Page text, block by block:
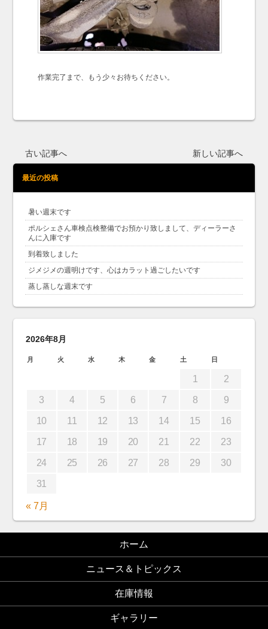
作業完了まで、もう少々お待ちください。
古い記事へ 新しい記事へ
最近の投稿
暑い週末です
ポルシェさん車検点検整備でお預かり致しまして、ディーラーさ
んに入庫です
到着致しました
ジメジメの週明けです、心はカラット過ごしたいです
蒸し蒸しな週末です
2026年8月
月 火 水 木 金 土 日
1 2
3 4 5 6 7 8 9
10 11 12 13 14 15 16
17 18 19 20 21 22 23
24 25 26 27 28 29 30
31
« 7月
ホーム
ニュース＆トピックス
在庫情報
ギャラリー